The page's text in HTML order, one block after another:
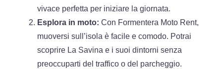
vivace perfetta per iniziare la giornata.
Esplora in moto: Con Formentera Moto Rent,
muoversi sull’isola è facile e comodo. Potrai
scoprire La Savina e i suoi dintorni senza
preoccuparti del traffico o del parcheggio.